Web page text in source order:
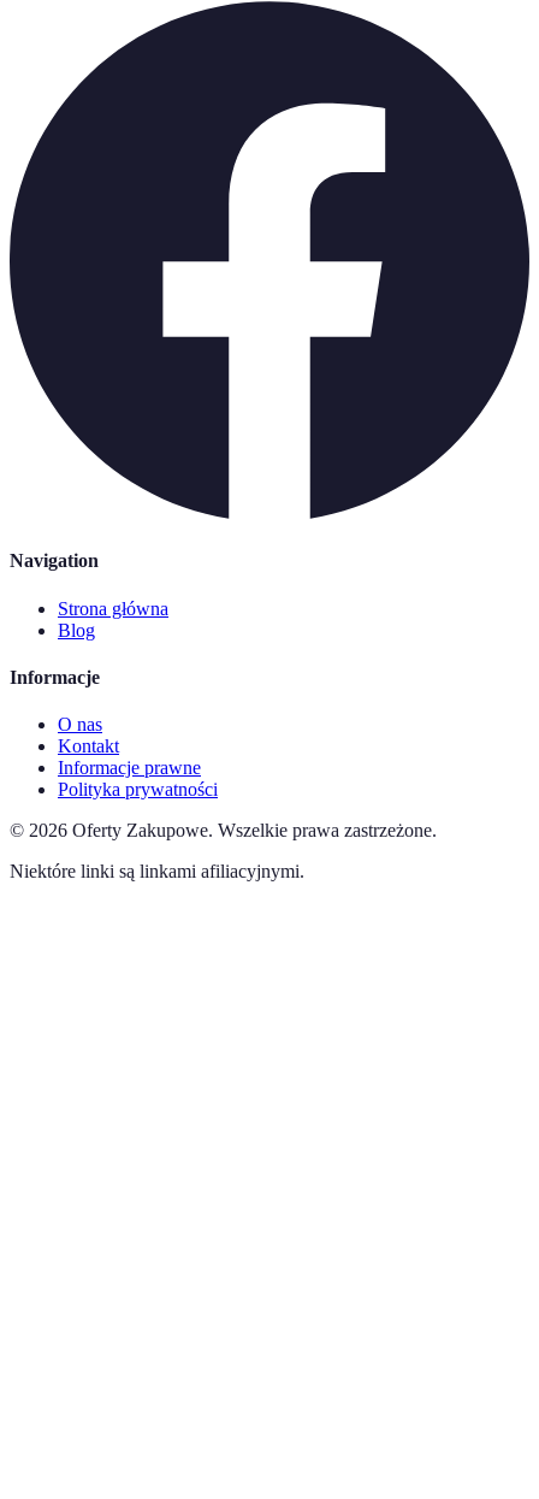
Navigation
Strona główna
Blog
Informacje
O nas
Kontakt
Informacje prawne
Polityka prywatności
© 2026 Oferty Zakupowe. Wszelkie prawa zastrzeżone.
Niektóre linki są linkami afiliacyjnymi.